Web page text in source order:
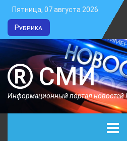
Пятница, 07 августа 2026
Рубрика
СМИ
Информационный портал новостей